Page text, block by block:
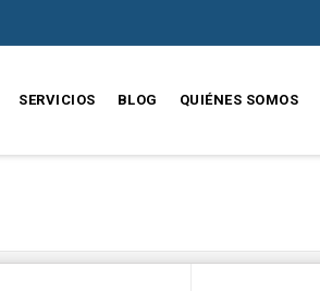
SERVICIOS BLOG QUIÉNES SOMOS